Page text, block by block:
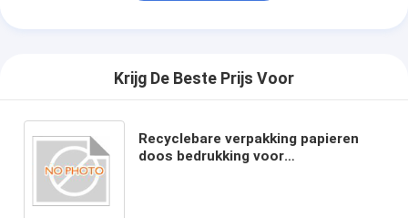
Krijg De Beste Prijs Voor
Recyclebare verpakking papieren
doos bedrukking voor